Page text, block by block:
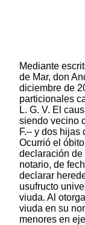
Mediante
de Mar, don
diciembre de
particionales
L. G. V. El
siendo vecino
F.– y dos hijas
Ocurrió el
declaración de
notario, de
declarar
usufructo
viuda. Al
viuda en su
menores en